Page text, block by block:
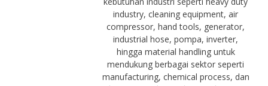
industry, cleaning equipment, air
compressor, hand tools, generator,
industrial hose, pompa, inverter,
hingga material handling untuk
mendukung berbagai sektor seperti
manufacturing, chemical process, dan